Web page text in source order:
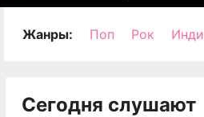
Жанры: Поп Рок Инди
Сегодня слушают